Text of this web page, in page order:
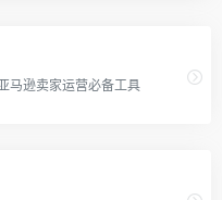
马逊卖家运营必备工具